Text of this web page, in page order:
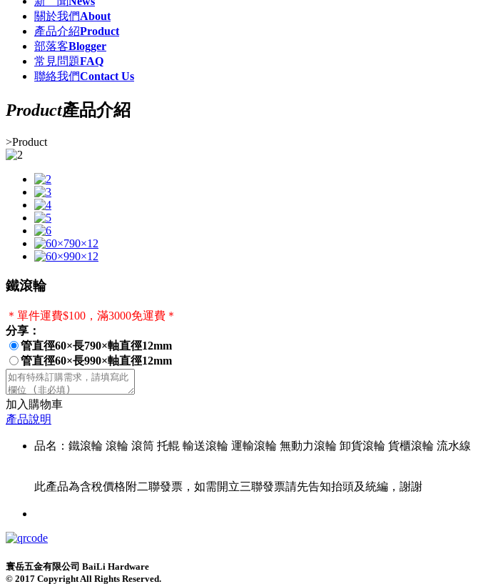
關於我們About
產品介紹Product
部落客Blogger
常見問題FAQ
聯絡我們Contact Us
Product產品介紹
>Product
鐵滾輪
＊單件運費$100，滿3000免運費＊
分享：
管直徑60×長790×軸直徑12mm
管直徑60×長990×軸直徑12mm
加入購物車
產品說明
品名：鐵滾輪 滾輪 滾筒 托輥 輸送滾輪 運輸滾輪 無動力滾輪 卸貨滾輪 貨櫃滾輪 流水線
此產品為含稅價格附二聯發票，如需開立三聯發票請先告知抬頭及統編，謝謝
寰岳五金有限公司 BaiLi Hardware
© 2017 Copyright All Rights Reserved.